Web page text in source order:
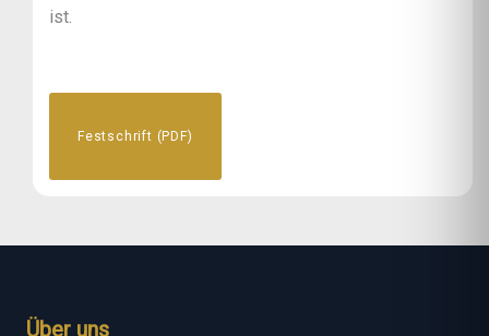
ist.
Festschrift (PDF)
Über uns